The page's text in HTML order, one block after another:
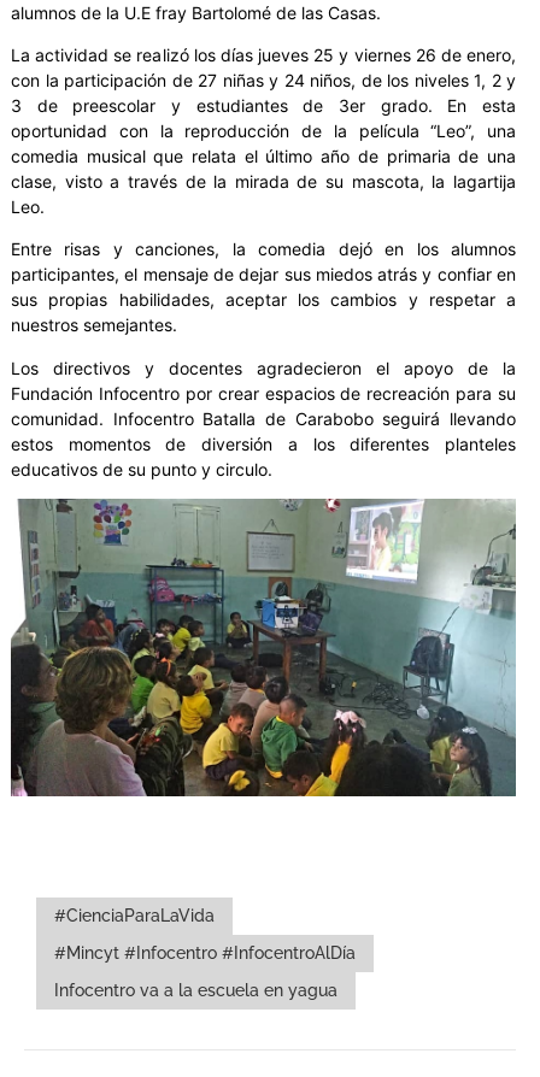
alumnos de la U.E fray Bartolomé de las Casas.
La actividad se realizó los días jueves 25 y viernes 26 de enero,
con la participación de 27 niñas y 24 niños, de los niveles 1, 2 y
3 de preescolar y estudiantes de 3er grado. En esta
oportunidad con la reproducción de la película “Leo”, una
comedia musical que relata el último año de primaria de una
clase, visto a través de la mirada de su mascota, la lagartija
Leo.
Entre risas y canciones, la comedia dejó en los alumnos
participantes, el mensaje de dejar sus miedos atrás y confiar en
sus propias habilidades, aceptar los cambios y respetar a
nuestros semejantes.
Los directivos y docentes agradecieron el apoyo de la
Fundación Infocentro por crear espacios de recreación para su
comunidad. Infocentro Batalla de Carabobo seguirá llevando
estos momentos de diversión a los diferentes planteles
educativos de su punto y circulo.
#CienciaParaLaVida
#Mincyt #Infocentro #InfocentroAlDía
Infocentro va a la escuela en yagua